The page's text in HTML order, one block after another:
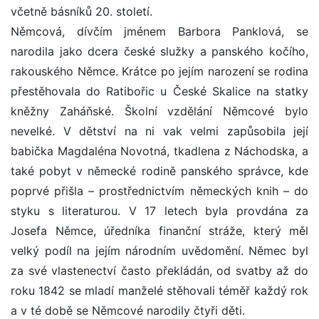
včetně básníků 20. století.
Němcová, dívčím jménem Barbora Panklová, se
narodila jako dcera české služky a panského kočího,
rakouského Němce. Krátce po jejím narození se rodina
přestěhovala do Ratibořic u České Skalice na statky
kněžny Zaháňské. Školní vzdělání Němcové bylo
nevelké. V dětství na ni vak velmi zapůsobila její
babička Magdaléna Novotná, tkadlena z Náchodska, a
také pobyt v německé rodině panského správce, kde
poprvé přišla – prostřednictvím německých knih – do
styku s literaturou. V 17 letech byla provdána za
Josefa Němce, úředníka finanční stráže, který měl
velký podíl na jejím národním uvědomění. Němec byl
za své vlastenectví často překládán, od svatby až do
roku 1842 se mladí manželé stěhovali téměř každý rok
a v té době se Němcové narodily čtyři děti.